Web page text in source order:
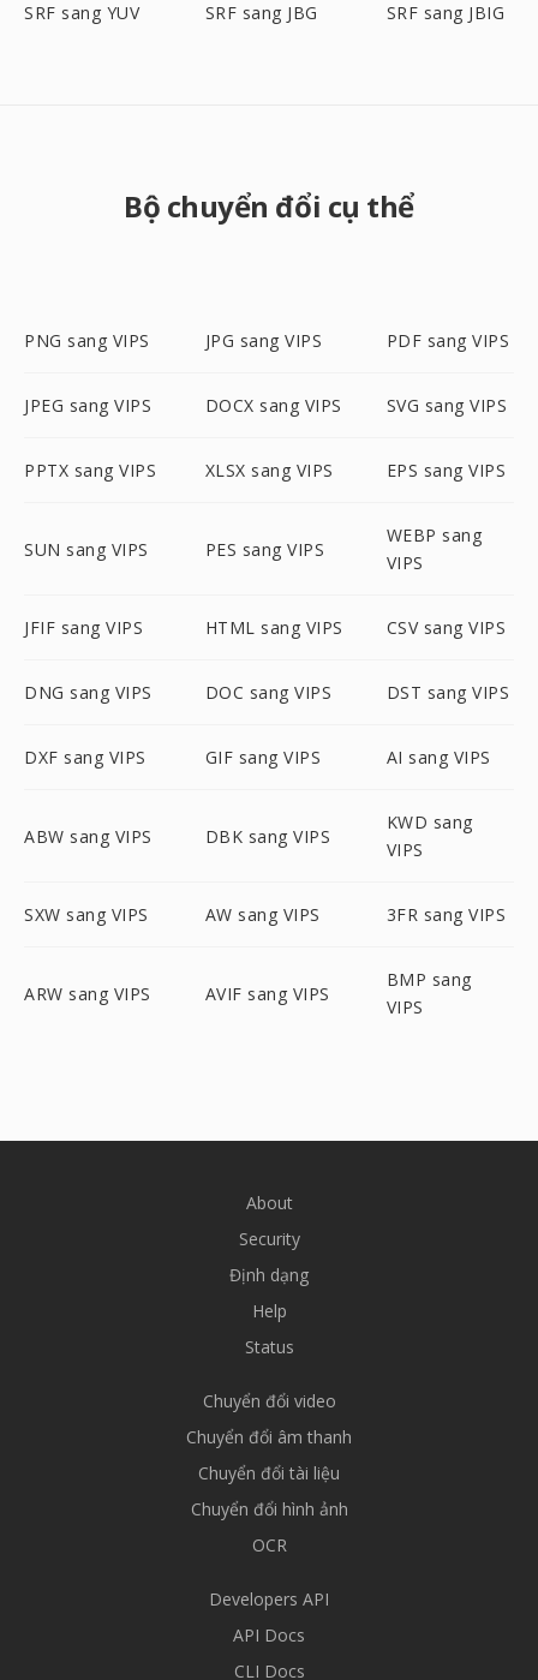
SRF sang YUV SRF sang JBG SRF sang JBIG
Bộ chuyển đổi cụ thể
PNG sang VIPS JPG sang VIPS PDF sang VIPS
JPEG sang VIPS DOCX sang VIPS SVG sang VIPS
PPTX sang VIPS XLSX sang VIPS EPS sang VIPS
SUN sang VIPS PES sang VIPS
WEBP sang
VIPS
JFIF sang VIPS HTML sang VIPS CSV sang VIPS
DNG sang VIPS DOC sang VIPS DST sang VIPS
DXF sang VIPS GIF sang VIPS AI sang VIPS
ABW sang VIPS DBK sang VIPS
KWD sang
VIPS
SXW sang VIPS AW sang VIPS 3FR sang VIPS
ARW sang VIPS AVIF sang VIPS
BMP sang
VIPS
About
Security
Định dạng
Help
Status
Chuyển đổi video
Chuyển đổi âm thanh
Chuyển đổi tài liệu
Chuyển đổi hình ảnh
OCR
Developers API
API Docs
CLI Docs